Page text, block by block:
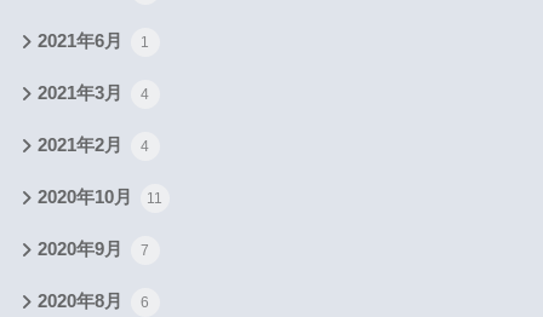
2021年6月 1
2021年3月 4
2021年2月 4
2020年10月 11
2020年9月 7
2020年8月 6